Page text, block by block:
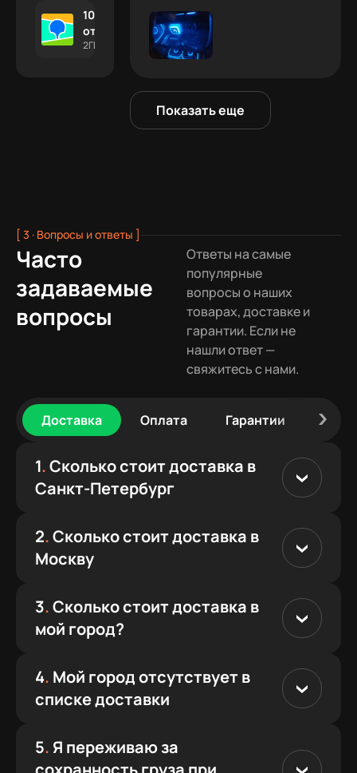
100 +
отзывов
2ГИС
Показать еще
[ 3 · Вопросы и ответы ]
Часто
задаваемые
вопросы
Ответы на самые
популярные
вопросы о наших
товарах, доставке и
гарантии. Если не
нашли ответ —
свяжитесь с нами.
Доставка Оплата Гарантии
1.Сколько стоит доставка в
Санкт-Петербург
2.Сколько стоит доставка в
Москву
3.Сколько стоит доставка в
мой город?
4. Мой город отсутствует в
списке доставки
5. Я переживаю за